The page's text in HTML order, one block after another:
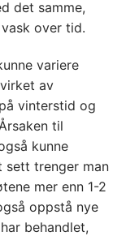
det samme,
over tid.
variere
av
vinterstid og
til
kunne
sett trenger man
mer enn 1-2
oppstå nye
behandlet,